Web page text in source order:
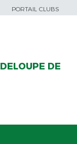
PORTAIL CLUBS
DE